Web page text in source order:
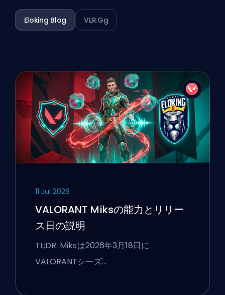
Eloking Blog VLR.gg
11 Jul 2026
VALORANT Miksの能力とリリー
ス日の説明
TL;DR: Miksは2026年3月18日に
VALORANTシーズ…